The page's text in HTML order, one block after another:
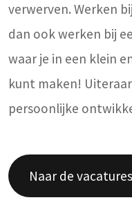
verwerven. Werken
dan ook werken bij
waar je in een klein
kunt maken!
persoonlijke
Naar de vacatures